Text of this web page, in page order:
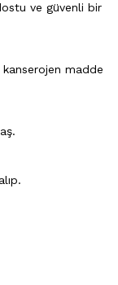
ve güvenli bir
madde